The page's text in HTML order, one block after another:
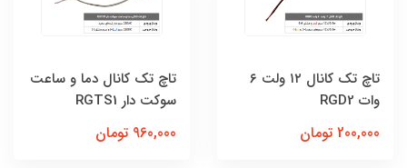
تاچ تک کانال ۱۲ ولت ۶
وات RGD2
200,000 تومان
تاچ تک کانال دما و ساعت
سوکت دار RGTS1
960,000 تومان